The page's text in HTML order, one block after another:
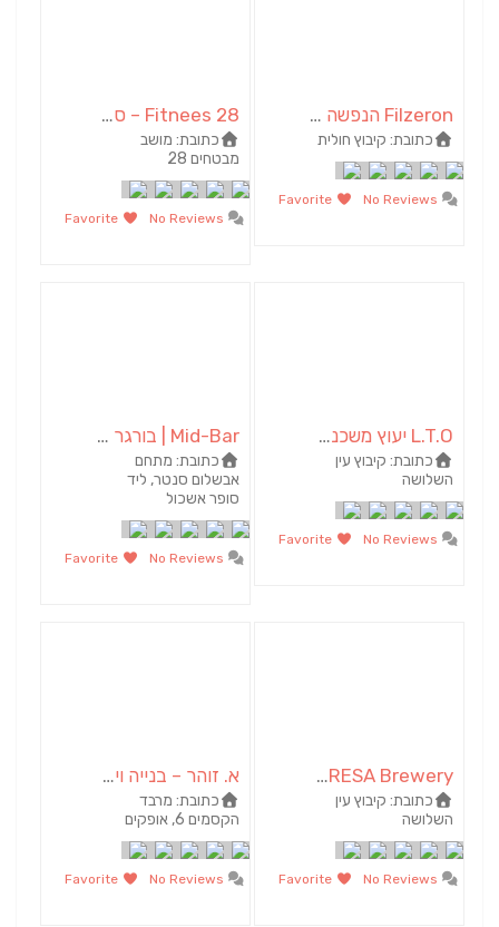
Filzeron הנפשה לעסק
כתובת:קיבוץ חולית
No Reviews
Favorite
Fitnees 28 – סטודיו לאימונים אישיים וקבוצתיים
כתובת:מושב
מבטחים 28
No Reviews
Favorite
L.T.O יעוץ משכנתאות וכלכלת משפחה | יועץ משכנתאות באשכול
כתובת:קיבוץ עין
השלושה
No Reviews
Favorite
Mid-Bar | בורגר בר | מסעדה באשכול
כתובת:מתחם
אבשלום סנטר, ליד
סופר אשכול
No Reviews
Favorite
SABRESA Brewery מבשלת שיכר | מבשלת בירה
כתובת:קיבוץ עין
השלושה
No Reviews
Favorite
א. זוהר – בנייה ויזמות
כתובת:מרבד
הקסמים 6, אופקים
No Reviews
Favorite